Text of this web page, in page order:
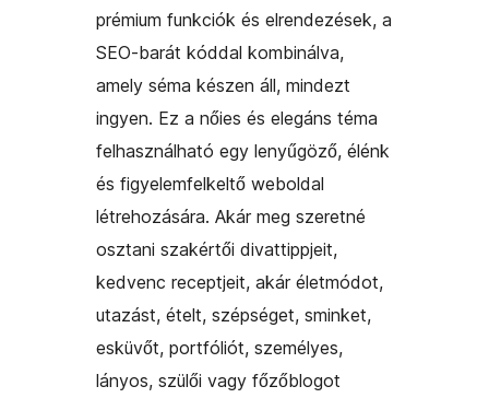
prémium funkciók és elrendezések, a
SEO-barát kóddal kombinálva,
amely séma készen áll, mindezt
ingyen. Ez a nőies és elegáns téma
felhasználható egy lenyűgöző, élénk
és figyelemfelkeltő weboldal
létrehozására. Akár meg szeretné
osztani szakértői divattippjeit,
kedvenc receptjeit, akár életmódot,
utazást, ételt, szépséget, sminket,
esküvőt, portfóliót, személyes,
lányos, szülői vagy főzőblogot